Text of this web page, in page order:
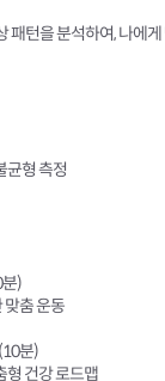
패턴을 분석하여, 나에
균형 측정
)
맞춤 운동
분)
형 건강 로드맵